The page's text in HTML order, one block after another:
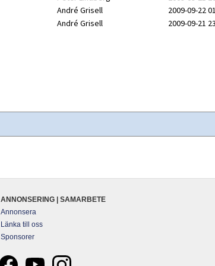
André Grisell
2009-09-22
André Grisell 2009-09-21
ANNONSERING | SAMARBETE
Annonsera
Länka till oss
Sponsorer